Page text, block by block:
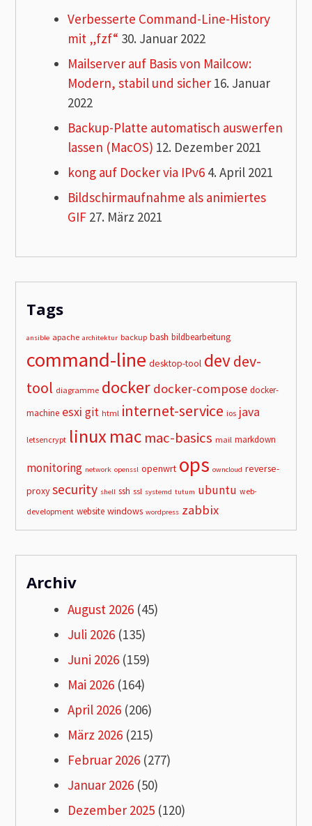
Verbesserte Command-Line-History
mit „fzf“ 30. Januar 2022
Mailserver auf Basis von Mailcow:
Modern, stabil und sicher 16. Januar
2022
Backup-Platte automatisch auswerfen
lassen (MacOS) 12. Dezember 2021
kong auf Docker via IPv6 4. April 2021
Bildschirmaufnahme als animiertes
GIF 27. März 2021
Tags
ansible apache architektur backup bash bildbearbeitung
command-line desktop-tool devdev-
tool diagramme docker docker-compose docker-
machine esxi git html internet-service ios java
letsencrypt linuxmac mac-basics mail markdown
monitoring network openssl openwrt ops owncloud reverse-
proxy security shell ssh ssl systemd tutum ubuntu web-
development website windows wordpress zabbix
Archiv
August 2026 (45)
Juli 2026 (135)
Juni 2026 (159)
Mai 2026 (164)
April 2026 (206)
März 2026 (215)
Februar 2026 (277)
Januar 2026 (50)
Dezember 2025 (120)